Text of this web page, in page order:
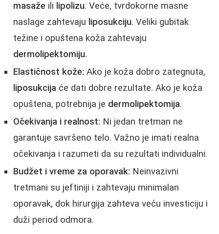
masaže ili lipolizu. Veće, tvrdokorne masne
naslage zahtevaju liposukciju. Veliki gubitak
težine i opuštena koža zahtevaju
dermolipektomiju.
Elastičnost kože: Ako je koža dobro zategnuta,
liposukcija će dati dobre rezultate. Ako je koža
opuštena, potrebnija je dermolipektomija.
Očekivanja i realnost: Ni jedan tretman ne
garantuje savršeno telo. Važno je imati realna
očekivanja i razumeti da su rezultati individualni.
Budžet i vreme za oporavak: Neinvazivni
tretmani su jeftiniji i zahtevaju minimalan
oporavak, dok hirurgija zahteva veću investiciju i
duži period odmora.